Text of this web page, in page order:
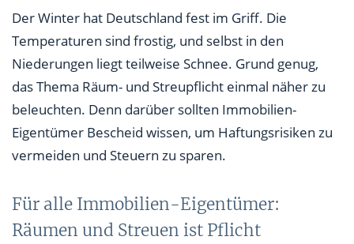
sind enorm
Eigenheim-Besitzer: Winterdienst ist steuerlich
absetzbar
Vermieter: Winterdienst auf Mieter übertragen,
umlegen oder absetzen
Haftpflicht-Versicherung zahlt im Ernstfall
Der Winter hat Deutschland fest im Griff. Die
Temperaturen sind frostig, und selbst in den
Niederungen liegt teilweise Schnee. Grund genug,
das Thema Räum- und Streupflicht einmal näher zu
beleuchten. Denn darüber sollten Immobilien-
Eigentümer Bescheid wissen, um Haftungsrisiken zu
vermeiden und Steuern zu sparen.
Für alle Immobilien-Eigentümer:
Räumen und Streuen ist Pflicht